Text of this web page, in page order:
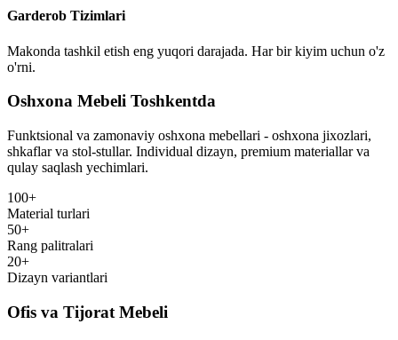
Garderob Tizimlari
Makonda tashkil etish eng yuqori darajada. Har bir kiyim uchun o'z
o'rni.
Oshxona Mebeli Toshkentda
Funktsional va zamonaviy oshxona mebellari - oshxona jixozlari,
shkaflar va stol-stullar. Individual dizayn, premium materiallar va
qulay saqlash yechimlari.
100+
Material turlari
50+
Rang palitralari
20+
Dizayn variantlari
Ofis va Tijorat Mebeli